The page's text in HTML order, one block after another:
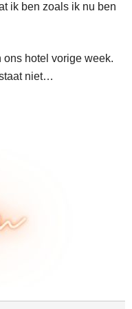
ik ben zoals ik nu ben
hotel vorige week.
niet…